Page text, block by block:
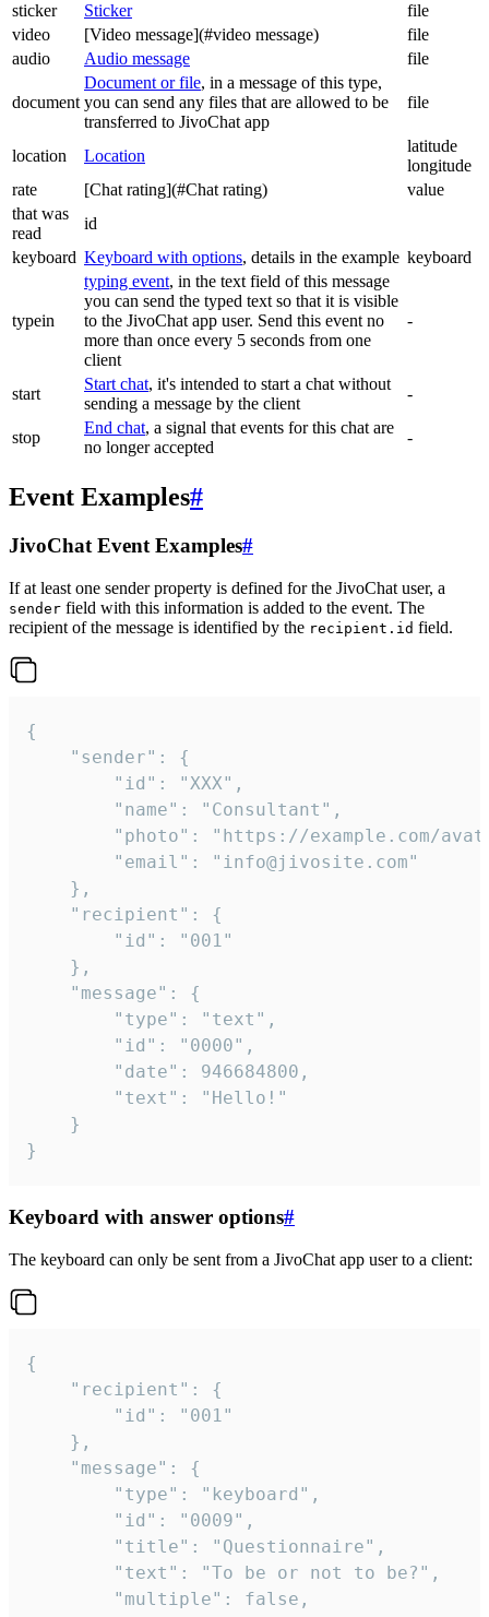
sticker
Sticker
file
video
[Video message](#video message)
file
audio
Audio message file
document
Document or file, in a message of this type,
you can send any files that are allowed to be
transferred to JivoChat app
file
location Location
latitude
longitude
rate
[Chat rating](#Chat rating)
value
that was
read
id
keyboard Keyboard with options, details in the example keyboard
typein
typing event, in the text field of this message
you can send the typed text so that it is visible
to the JivoChat app user. Send this event no
more than once every 5 seconds from one
client
-
start
Start chat, it's intended to start a chat without
sending a message by the client
-
stop
End chat, a signal that events for this chat are
no longer accepted
-
Event Examples#
JivoChat Event Examples#
If at least one sender property is defined for the JivoChat user, a
sender field with this information is added to the event. The
recipient of the message is identified by the recipient.id field.
{
}
Keyboard with answer options#
The keyboard can only be sent from a JivoChat app user to a client:
{